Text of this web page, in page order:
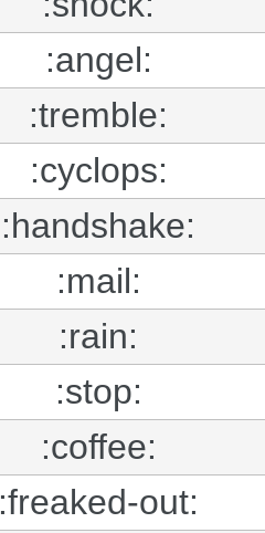
:angel:
:tremble:
:cyclops:
:handshake:
:mail:
:rain:
:stop:
:coffee:
:freaked-out: